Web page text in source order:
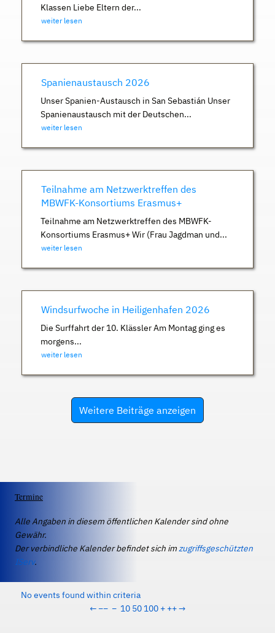
Klassen Liebe Eltern der...
weiter lesen
Spanienaustausch 2026
Unser Spanien-Austausch in San Sebastián Unser
Spanienaustausch mit der Deutschen...
weiter lesen
Teilnahme am Netzwerktreffen des
MBWFK-Konsortiums Erasmus+
Teilnahme am Netzwerktreffen des MBWFK-
Konsortiums Erasmus+ Wir (Frau Jagdman und...
weiter lesen
Windsurfwoche in Heiligenhafen 2026
Die Surffahrt der 10. Klässler Am Montag ging es
morgens...
weiter lesen
Weitere Beiträge anzeigen
Termine
Alle Angaben in diesem öffentlichen Kalender sind ohne
Gewähr.
Der verbindliche Kalender befindet sich imzugriffsgeschützten
IServ.
No events found within criteria
← −− − 10 50 100 + ++→